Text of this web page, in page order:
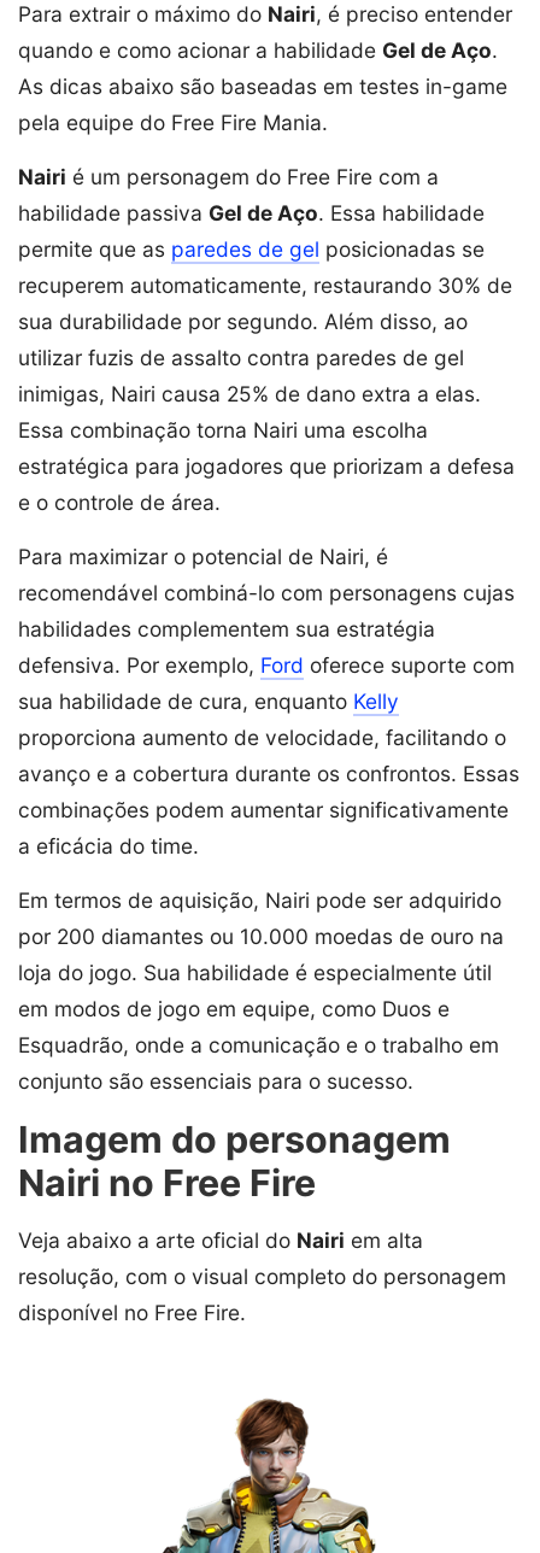
Para extrair o máximo do Nairi, é preciso entender
quando e como acionar a habilidade Gel de Aço.
As dicas abaixo são baseadas em testes in-game
pela equipe do Free Fire Mania.
Nairi é um personagem do Free Fire com a
habilidade passiva Gel de Aço. Essa habilidade
permite que as paredes de gel posicionadas se
recuperem automaticamente, restaurando 30% de
sua durabilidade por segundo. Além disso, ao
utilizar fuzis de assalto contra paredes de gel
inimigas, Nairi causa 25% de dano extra a elas.
Essa combinação torna Nairi uma escolha
estratégica para jogadores que priorizam a defesa
e o controle de área.
Para maximizar o potencial de Nairi, é
recomendável combiná-lo com personagens cujas
habilidades complementem sua estratégia
defensiva. Por exemplo, Ford oferece suporte com
sua habilidade de cura, enquanto Kelly
proporciona aumento de velocidade, facilitando o
avanço e a cobertura durante os confrontos. Essas
combinações podem aumentar significativamente
a eficácia do time.
Em termos de aquisição, Nairi pode ser adquirido
por 200 diamantes ou 10.000 moedas de ouro na
loja do jogo. Sua habilidade é especialmente útil
em modos de jogo em equipe, como Duos e
Esquadrão, onde a comunicação e o trabalho em
conjunto são essenciais para o sucesso.
Imagem do personagem
Nairi no Free Fire
Veja abaixo a arte oficial do Nairi em alta
resolução, com o visual completo do personagem
disponível no Free Fire.